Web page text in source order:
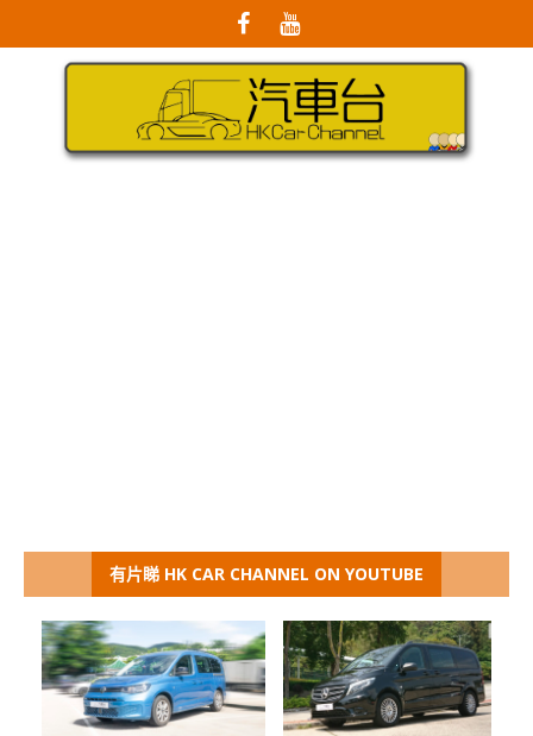
有片睇 HK CAR CHANNEL ON YOUTUBE